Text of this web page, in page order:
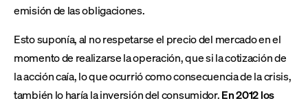
emisión de las obligaciones.
Esto suponía, al no respetarse el precio del mercado en el
momento de realizarse la operación, que si la cotización de
la acción caía, lo que ocurrió como consecuencia de la crisis,
también lo haría la inversión del consumidor.En 2012 los